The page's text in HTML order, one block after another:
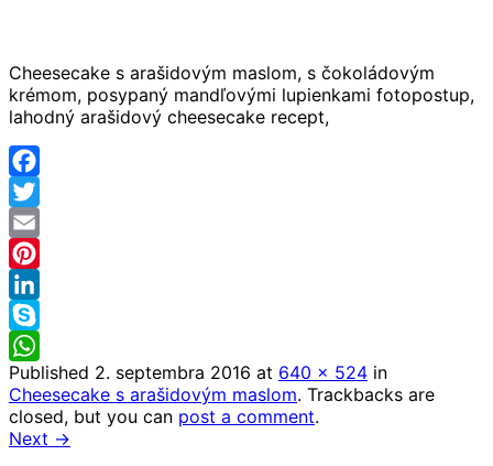
Cheesecake s arašidovým maslom, s čokoládovým
krémom, posypaný mandľovými lupienkami fotopostup,
lahodný arašidový cheesecake recept,
Facebook
Twitter
Email
Pinterest
LinkedIn
Skype
WhatsApp
Published 2. septembra 2016 at 640 × 524 in
Cheesecake s arašidovým maslom. Trackbacks are
closed, but you can post a comment.
Next →